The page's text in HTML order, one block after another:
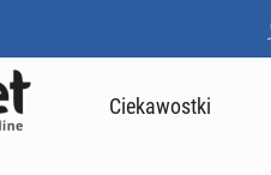
Ciekawostki